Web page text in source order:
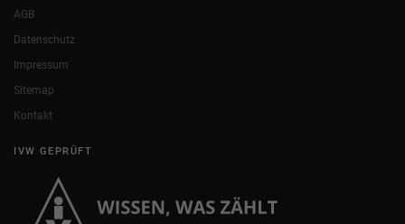
AGB
Datenschutz
Impressum
Sitemap
Kontakt
IVW GEPRÜFT